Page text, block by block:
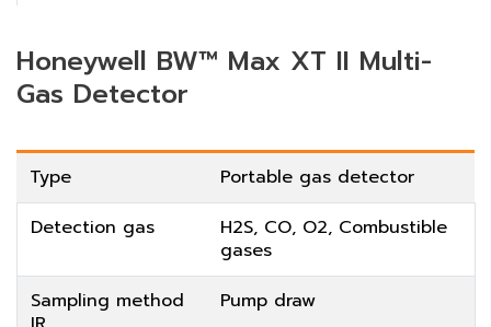
Honeywell BW™ Max XT II Multi-
Gas Detector
Type
Portable gas detector
Detection gas
H2S, CO, O2, Combustible
gases
Sampling method
Pump draw